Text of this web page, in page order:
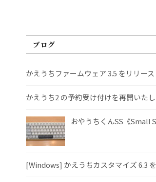
ブログ
かえうちファームウェア 3.5 をリリー
かえうち2 の予約受け付けを再開いた
おやうちくんSS《Small
[Windows] かえうちカスタマイズ 6.3